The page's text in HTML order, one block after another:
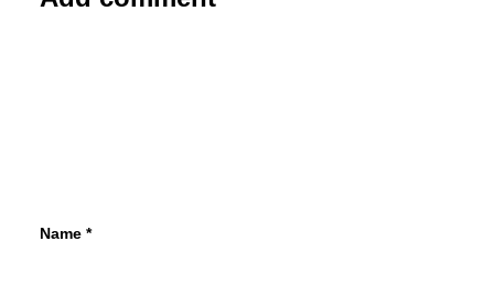
Name *